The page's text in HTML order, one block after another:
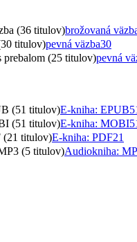
(36 titulov)brožovaná
titulov)pevná väzba30
prebalom (25 titulov)pevná
(51 titulov)E-kniha: EPUB
(51 titulov)E-kniha: MOBI
(21 titulov)E-kniha: PDF21
(5 titulov)Audiokniha: